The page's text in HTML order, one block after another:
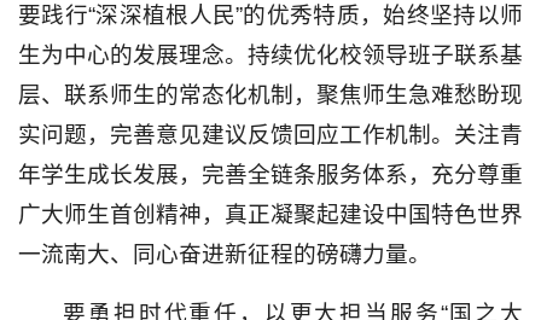
要践行“深深植根人民”的优秀特质，始终坚持以师
生为中心的发展理念。持续优化校领导班子联系基
层、联系师生的常态化机制，聚焦师生急难愁盼现
实问题，完善意见建议反馈回应工作机制。关注青
年学生成长发展，完善全链条服务体系，充分尊重
广大师生首创精神，真正凝聚起建设中国特色世界
一流南大、同心奋进新征程的磅礴力量。
要勇担时代重任，以更大担当服务“国之大